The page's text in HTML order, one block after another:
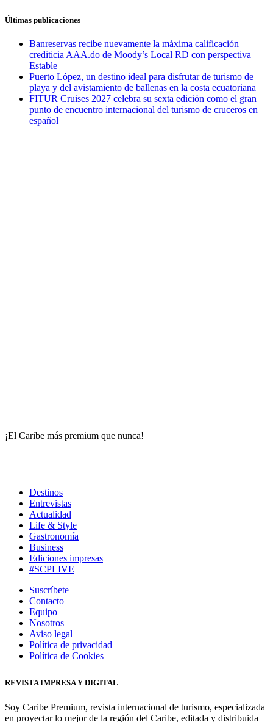
Últimas publicaciones
Banreservas recibe nuevamente la máxima calificación
crediticia AAA.do de Moody’s Local RD con perspectiva
Estable
Puerto López, un destino ideal para disfrutar de turismo de
playa y del avistamiento de ballenas en la costa ecuatoriana
FITUR Cruises 2027 celebra su sexta edición como el gran
punto de encuentro internacional del turismo de cruceros en
español
¡El Caribe más premium que nunca!
Destinos
Entrevistas
Actualidad
Life & Style
Gastronomía
Business
Ediciones impresas
#SCPLIVE
Suscríbete
Contacto
Equipo
Nosotros
Aviso legal
Política de privacidad
Política de Cookies
REVISTA IMPRESA Y DIGITAL
Soy Caribe Premium, revista internacional de turismo, especializada
en proyectar lo mejor de la región del Caribe, editada y distribuida